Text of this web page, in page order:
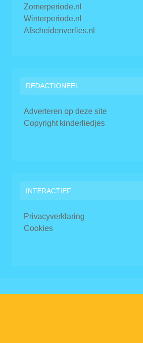
Zomerperiode.nl
Winterperiode.nl
Afscheidenverlies.nl
REDACTIONEEL
Adverteren op deze site
Copyright kinderliedjes
INTERACTIEF
Privacyverklaring
Cookies